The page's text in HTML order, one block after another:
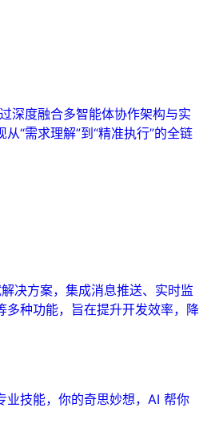
深度融合多智能体协作架构与实
“需求理解”到“精准执行”的全链
决方案，集成消息推送、实时监
多种功能，旨在提升开发效率，降
业技能，你的奇思妙想，AI 帮你